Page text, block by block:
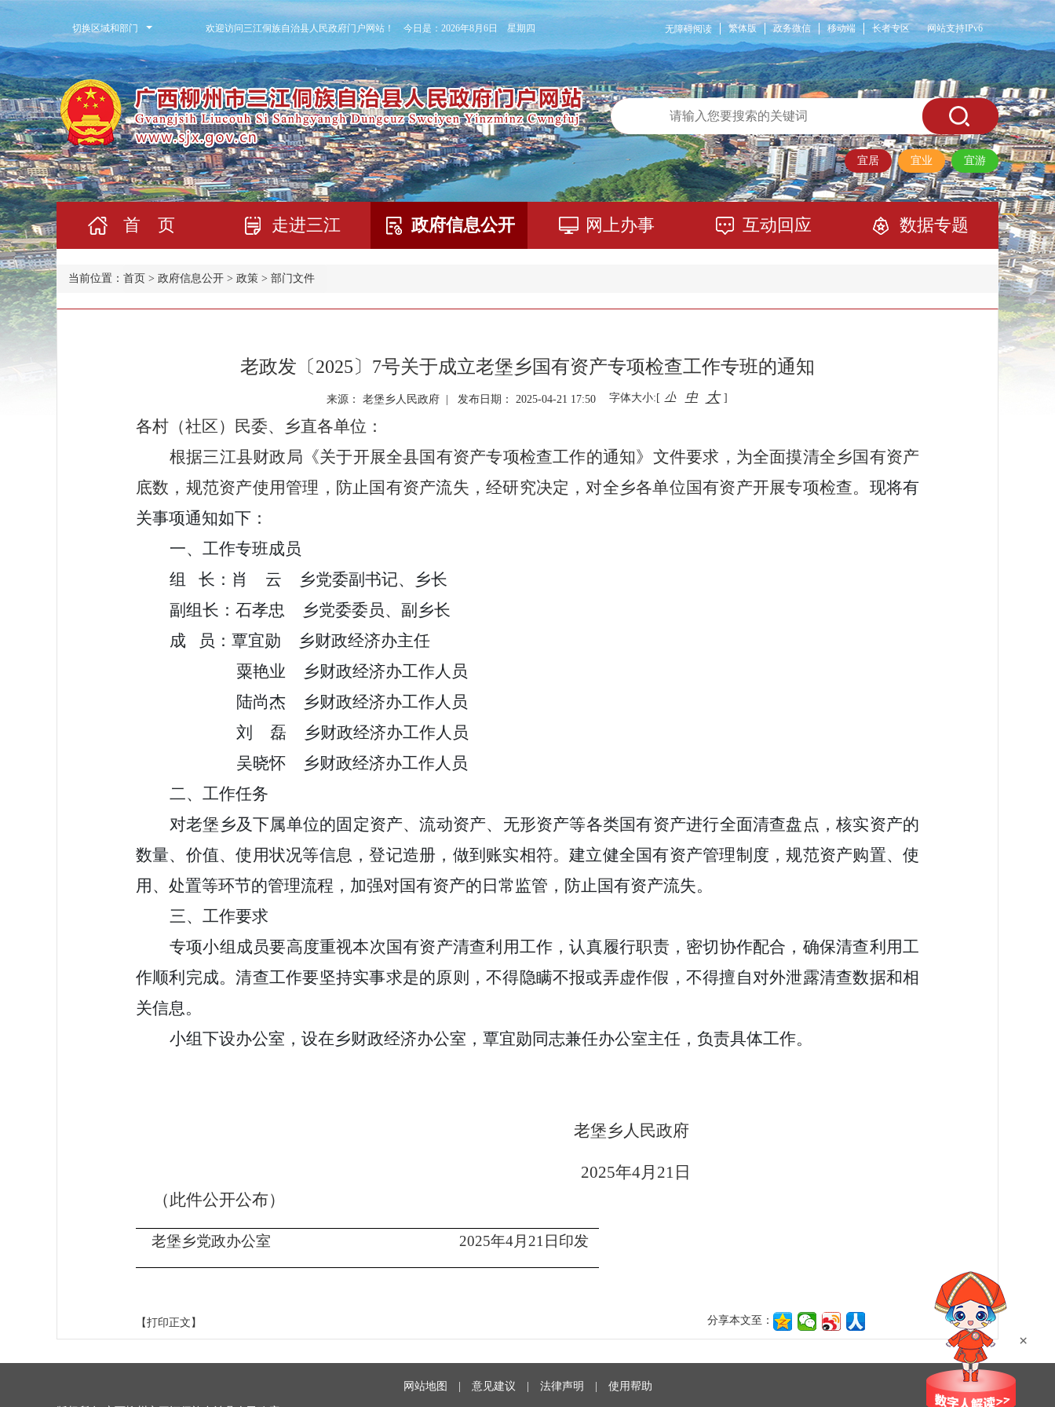
切换区域和部门 网站支持IPv6
无障碍阅读 繁体版 政务微信 移动端 长者专区
欢迎访问三江侗族自治县人民政府门户网站！ 今日是： 2026年8月6日 星期四
宜居 宜业 宜游
首 页 走进三江 政府信息公开 网上办事 互动回应 数据专题
当前位置： 首页 > 政府信息公开 > 政策 > 部门文件
老政发〔2025〕7号关于成立老堡乡国有资产专项检查工作专班的通知
来源： 老堡乡人民政府 | 发布日期： 2025-04-21 17:50 字体大小:[ 小 中 大 ]
各村（社区）民委、乡直各单位 ：
根据三江县财政局《关于开展全县国有资产专项检查工作的通知》文件要求， 为全面摸清全乡国有资产
底数，规范资产使用管理，防止国有资产流失，经研究决定，对全乡各单位国有资产开展专项检查。 现将有
关事项通知如下：
一、 工作专班成员
组
长： 肖 云
乡党委副书记、乡长
副组长： 石孝忠
乡党委委员、副乡长
成
员： 覃宜勋
乡财政经济办主任
粟艳业
乡财政经济办工作人员
陆尚杰
乡财政经济办工作人员
刘
磊
乡财政经济办工作人员
吴晓怀
乡财政经济办工作人员
二、工作任务
对老堡乡及下属单位的固定资产、流动资产、无形资产等各类国有资产进行全面清查盘点，核实资产的
数量、价值、使用状况等信息，登记造册，做到账实相符。建立健全国有资产管理制度，规范资产购置、使
用、处置等环节的管理流程，加强对国有资产的日常监管，防止国有资产流失。
三、工作要求
专项小组成员要高度重视本次国有资产清查利用工作，认真履行职责，密切协作配合，确保清查利用工
作顺利完成。清查工作要坚持实事求是的原则，不得隐瞒不报或弄虚作假，不得擅自对外泄露清查数据和相
关信息。
小组下设办公室，设在乡财政经济办公室 ， 覃宜勋同志兼任办公室主任，负责具体工作。
老堡乡人民政府
2025年4月 21 日
（此件公开公布）
老堡乡党政办公室 2025年4月 21 日印发
【打印正文】 分享本文至：
×
网站地图 意见建议 法律声明 使用帮助